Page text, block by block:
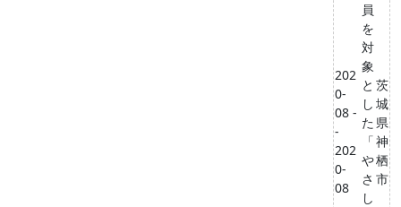
202
0-
08 -
-
202
0-
08
員
を
対
象
と
し
た
「
や
さ
し
茨
城
県
神
栖
市